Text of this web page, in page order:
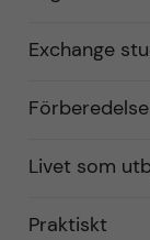
Exchange
Livet som
Praktiskt